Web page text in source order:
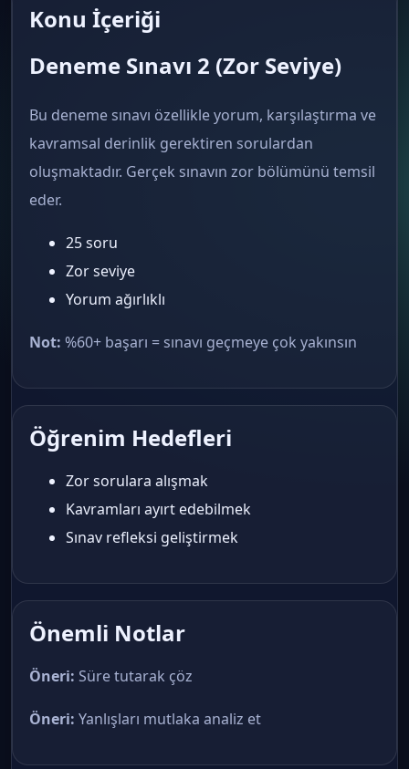
Konu İçeriği
Deneme Sınavı 2 (Zor Seviye)
Bu deneme sınavı özellikle yorum, karşılaştırma ve
kavramsal derinlik gerektiren sorulardan
oluşmaktadır. Gerçek sınavın zor bölümünü temsil
eder.
25 soru
Zor seviye
Yorum ağırlıklı
Not: %60+ başarı = sınavı geçmeye çok yakınsın
Öğrenim Hedefleri
Zor sorulara alışmak
Kavramları ayırt edebilmek
Sınav refleksi geliştirmek
Önemli Notlar
Öneri: Süre tutarak çöz
Öneri: Yanlışları mutlaka analiz et